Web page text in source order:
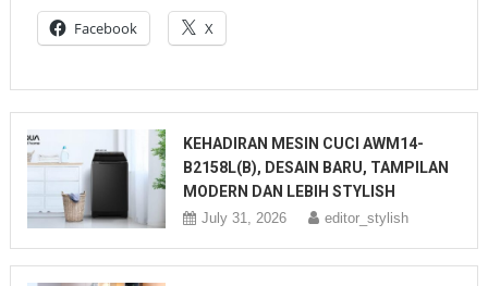
Facebook X
KEHADIRAN MESIN CUCI AWM14-
B2158L(B), DESAIN BARU, TAMPILAN
MODERN DAN LEBIH STYLISH
July 31, 2026 editor_stylish